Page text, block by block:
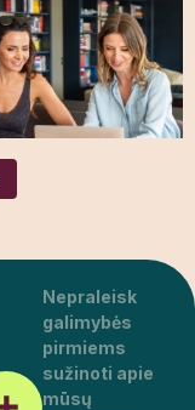
Nepraleisk
galimybės
pirmiems
sužinoti apie
mūsų